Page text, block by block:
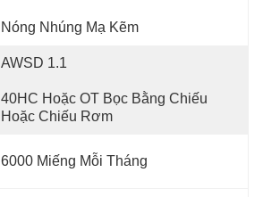
Nóng Nhúng Mạ Kẽm
AWSD 1.1
40HC Hoặc OT Bọc Bằng Chiếu
Hoặc Chiếu Rơm
6000 Miếng Mỗi Tháng